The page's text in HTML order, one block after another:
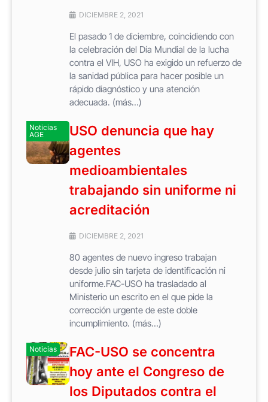
DICIEMBRE 2, 2021
El pasado 1 de diciembre, coincidiendo con
la celebración del Día Mundial de la lucha
contra el VIH, USO ha exigido un refuerzo de
la sanidad pública para hacer posible un
rápido diagnóstico y una atención
adecuada. (más…)
Noticias
AGE
USO denuncia que hay
agentes
medioambientales
trabajando sin uniforme ni
acreditación
DICIEMBRE 2, 2021
80 agentes de nuevo ingreso trabajan
desde julio sin tarjeta de identificación ni
uniforme.FAC-USO ha trasladado al
Ministerio un escrito en el que pide la
corrección urgente de este doble
incumplimiento. (más…)
Noticias
FAC-USO se concentra
hoy ante el Congreso de
los Diputados contra el